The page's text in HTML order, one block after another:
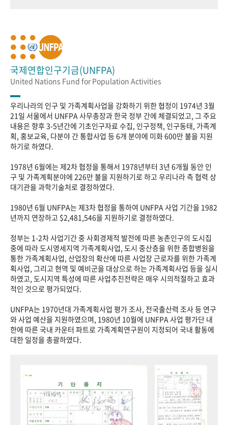
국제연합인구기금(UNFPA)
United Nations Fund for Population Activities
우리나라의 인구 및 가족계획사업을 강화하기 위한 협정이 1974년 3월
21일 서울에서 UNFPA 사무총장과 한국 정부 간에 체결되었고, 그 주요
내용은 향후 3-5년간에 기초인구자료 수집, 인구정책, 인구동태, 가족계
획, 홍보교육, 다분야 간 통합사업 등 6개 분야에 미화 600만 불을 지원
하기로 하였다.
1978년 6월에는 제2차 협정을 통해서 1978년부터 3년 6개월 동안 인
구 및 가족계획분야에 226만 불을 지원하기로 하고 우리나라 측 협력 상
대기관을 과학기술처로 결정하였다.
1980년 6월 UNFPA는 제3차 협정을 통하여 UNFPA 사업 기간을 1982
년까지 연장하고 $2,481,546을 지원하기로 결정하였다.
정부는 1-2차 사업기간 중 사회경제적 발전에 따른 농촌인구의 도시집
중에 따라 도시영세지역 가족계획사업, 도시 중산층을 위한 종합병원을
통한 가족계획사업, 산업장의 확산에 따른 사업장 근로자를 위한 가족계
획사업, 그리고 현역 및 예비군을 대상으로 하는 가족계획사업 등을 실시
하였고, 도시지역 특성에 따른 사업추진전략은 매우 시의적절하고 효과
적인 것으로 평가되었다.
UNFPA는 1970년대 가족계획사업 평가 조사, 전국출산력 조사 등 연구
와 사업 예산을 지원하였으며, 1980년 10월에 UNFPA 사업 평가단 내
한에 따른 국내 카운터 파트로 가족계획연구원이 지정되어 국내 활동에
대한 일정을 총괄하였다.